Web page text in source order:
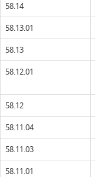
58.14
58.13.01
58.13
58.12.01
58.12
58.11.04
58.11.03
58.11.01